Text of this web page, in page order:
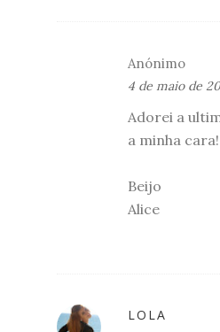
Anónimo
4 de maio de
Adorei a
a minha cara!
Beijo
Alice
LOLA